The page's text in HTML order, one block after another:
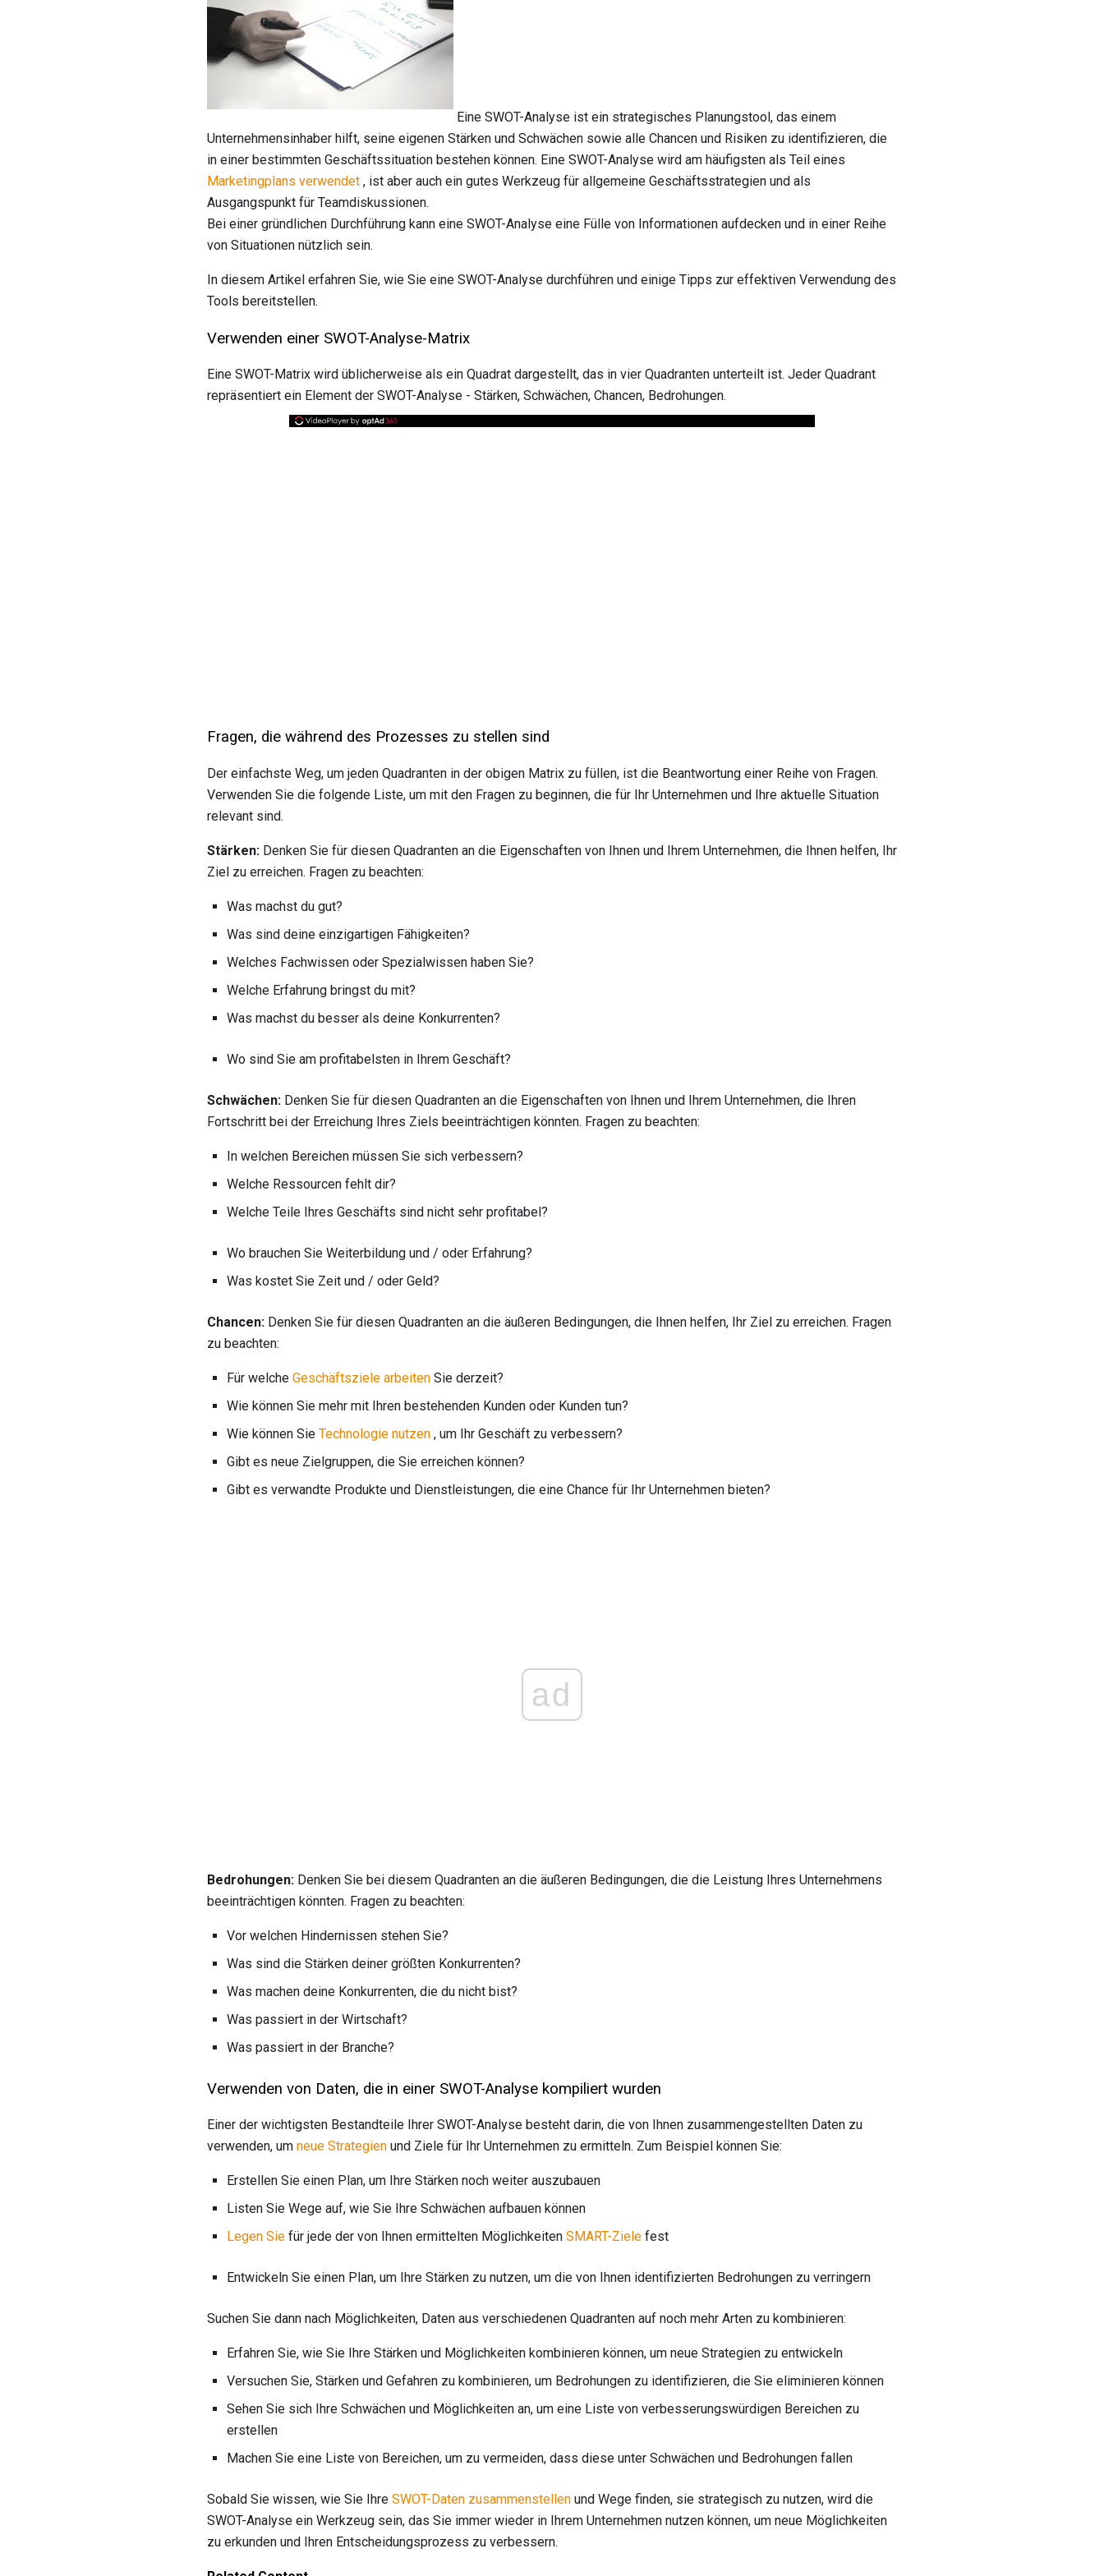
Eine SWOT-Analyse ist ein strategisches Planungstool, das einem
Unternehmensinhaber hilft, seine eigenen Stärken und Schwächen sowie alle Chancen und Risiken zu identifizieren, die
in einer bestimmten Geschäftssituation bestehen können. Eine SWOT-Analyse wird am häufigsten als Teil eines
Marketingplans verwendet , ist aber auch ein gutes Werkzeug für allgemeine Geschäftsstrategien und als
Ausgangspunkt für Teamdiskussionen.
Bei einer gründlichen Durchführung kann eine SWOT-Analyse eine Fülle von Informationen aufdecken und in einer Reihe
von Situationen nützlich sein.
In diesem Artikel erfahren Sie, wie Sie eine SWOT-Analyse durchführen und einige Tipps zur effektiven Verwendung des
Tools bereitstellen.
Verwenden einer SWOT-Analyse-Matrix
Eine SWOT-Matrix wird üblicherweise als ein Quadrat dargestellt, das in vier Quadranten unterteilt ist. Jeder Quadrant
repräsentiert ein Element der SWOT-Analyse - Stärken, Schwächen, Chancen, Bedrohungen.
Fragen, die während des Prozesses zu stellen sind
Der einfachste Weg, um jeden Quadranten in der obigen Matrix zu füllen, ist die Beantwortung einer Reihe von Fragen.
Verwenden Sie die folgende Liste, um mit den Fragen zu beginnen, die für Ihr Unternehmen und Ihre aktuelle Situation
relevant sind.
Stärken: Denken Sie für diesen Quadranten an die Eigenschaften von Ihnen und Ihrem Unternehmen, die Ihnen helfen, Ihr
Ziel zu erreichen. Fragen zu beachten:
Was machst du gut?
Was sind deine einzigartigen Fähigkeiten?
Welches Fachwissen oder Spezialwissen haben Sie?
Welche Erfahrung bringst du mit?
Was machst du besser als deine Konkurrenten?
Wo sind Sie am profitabelsten in Ihrem Geschäft?
Schwächen: Denken Sie für diesen Quadranten an die Eigenschaften von Ihnen und Ihrem Unternehmen, die Ihren
Fortschritt bei der Erreichung Ihres Ziels beeinträchtigen könnten. Fragen zu beachten:
In welchen Bereichen müssen Sie sich verbessern?
Welche Ressourcen fehlt dir?
Welche Teile Ihres Geschäfts sind nicht sehr profitabel?
Wo brauchen Sie Weiterbildung und / oder Erfahrung?
Was kostet Sie Zeit und / oder Geld?
Chancen: Denken Sie für diesen Quadranten an die äußeren Bedingungen, die Ihnen helfen, Ihr Ziel zu erreichen. Fragen
zu beachten:
Für welche Geschäftsziele arbeiten Sie derzeit?
Wie können Sie mehr mit Ihren bestehenden Kunden oder Kunden tun?
Wie können Sie Technologie nutzen , um Ihr Geschäft zu verbessern?
Gibt es neue Zielgruppen, die Sie erreichen können?
Gibt es verwandte Produkte und Dienstleistungen, die eine Chance für Ihr Unternehmen bieten?
ad
Bedrohungen: Denken Sie bei diesem Quadranten an die äußeren Bedingungen, die die Leistung Ihres Unternehmens
beeinträchtigen könnten. Fragen zu beachten:
Vor welchen Hindernissen stehen Sie?
Was sind die Stärken deiner größten Konkurrenten?
Was machen deine Konkurrenten, die du nicht bist?
Was passiert in der Wirtschaft?
Was passiert in der Branche?
Verwenden von Daten, die in einer SWOT-Analyse kompiliert wurden
Einer der wichtigsten Bestandteile Ihrer SWOT-Analyse besteht darin, die von Ihnen zusammengestellten Daten zu
verwenden, um neue Strategien und Ziele für Ihr Unternehmen zu ermitteln. Zum Beispiel können Sie:
Erstellen Sie einen Plan, um Ihre Stärken noch weiter auszubauen
Listen Sie Wege auf, wie Sie Ihre Schwächen aufbauen können
Legen Sie für jede der von Ihnen ermittelten Möglichkeiten SMART-Ziele fest
Entwickeln Sie einen Plan, um Ihre Stärken zu nutzen, um die von Ihnen identifizierten Bedrohungen zu verringern
Suchen Sie dann nach Möglichkeiten, Daten aus verschiedenen Quadranten auf noch mehr Arten zu kombinieren:
Erfahren Sie, wie Sie Ihre Stärken und Möglichkeiten kombinieren können, um neue Strategien zu entwickeln
Versuchen Sie, Stärken und Gefahren zu kombinieren, um Bedrohungen zu identifizieren, die Sie eliminieren können
Sehen Sie sich Ihre Schwächen und Möglichkeiten an, um eine Liste von verbesserungswürdigen Bereichen zu
erstellen
Machen Sie eine Liste von Bereichen, um zu vermeiden, dass diese unter Schwächen und Bedrohungen fallen
Sobald Sie wissen, wie Sie Ihre SWOT-Daten zusammenstellen und Wege finden, sie strategisch zu nutzen, wird die
SWOT-Analyse ein Werkzeug sein, das Sie immer wieder in Ihrem Unternehmen nutzen können, um neue Möglichkeiten
zu erkunden und Ihren Entscheidungsprozess zu verbessern.